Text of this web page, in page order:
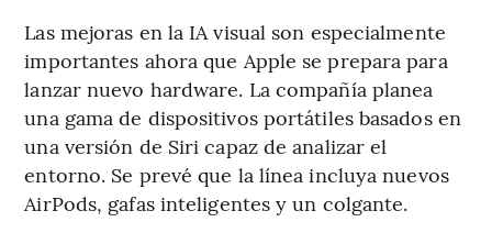
Las mejoras en la IA visual son especialmente
importantes ahora que Apple se prepara para
lanzar nuevo hardware. La compañía planea
una gama de dispositivos portátiles basados ​​en
una versión de Siri capaz de analizar el
entorno. Se prevé que la línea incluya nuevos
AirPods, gafas inteligentes y un colgante.